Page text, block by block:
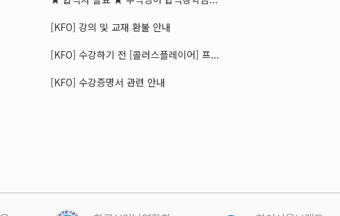
[KFO] 강의 및 교재 환불 안내
[KFO] 수강하기 전 [콜러스플레이어] 프...
[KFO] 수강증명서 관련 안내